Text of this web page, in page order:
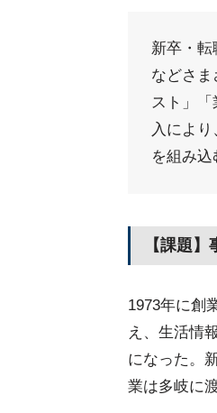
新卒・
などさ
スト」
入によ
を組み込
【課題
1973年に創
え、生活情
になった。
業は多岐に渡